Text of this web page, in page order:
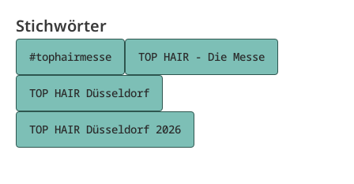
Stichwörter
#tophairmesse TOP HAIR - Die Messe
TOP HAIR Düsseldorf
TOP HAIR Düsseldorf 2026